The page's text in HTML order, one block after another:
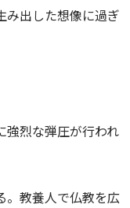
み出した想像に過ぎ
強烈な弾圧が行われ
。教養人で仏教を広